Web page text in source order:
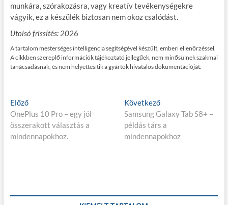
munkára, szórakozásra, vagy kreatív tevékenységekre
vágyik, ez a készülék biztosan nem okoz csalódást.
Utolsó frissítés: 2026
A tartalom mesterséges intelligencia segítségével készült, emberi ellenőrzéssel.
A cikkben szereplő információk tájékoztató jellegűek, nem minősülnek szakmai
tanácsadásnak, és nem helyettesítik a gyártók hivatalos dokumentációját.
Bejegyzés
navigáció
ElőzőE
l
ő
z
OnePlus 10 Pro – egy jól
összerakott választás a
mindennapokhoz.
KövetkezőK
ö
v
e
Samsung Galaxy Tab S8+ –
példás társ a
mindennapokhoz